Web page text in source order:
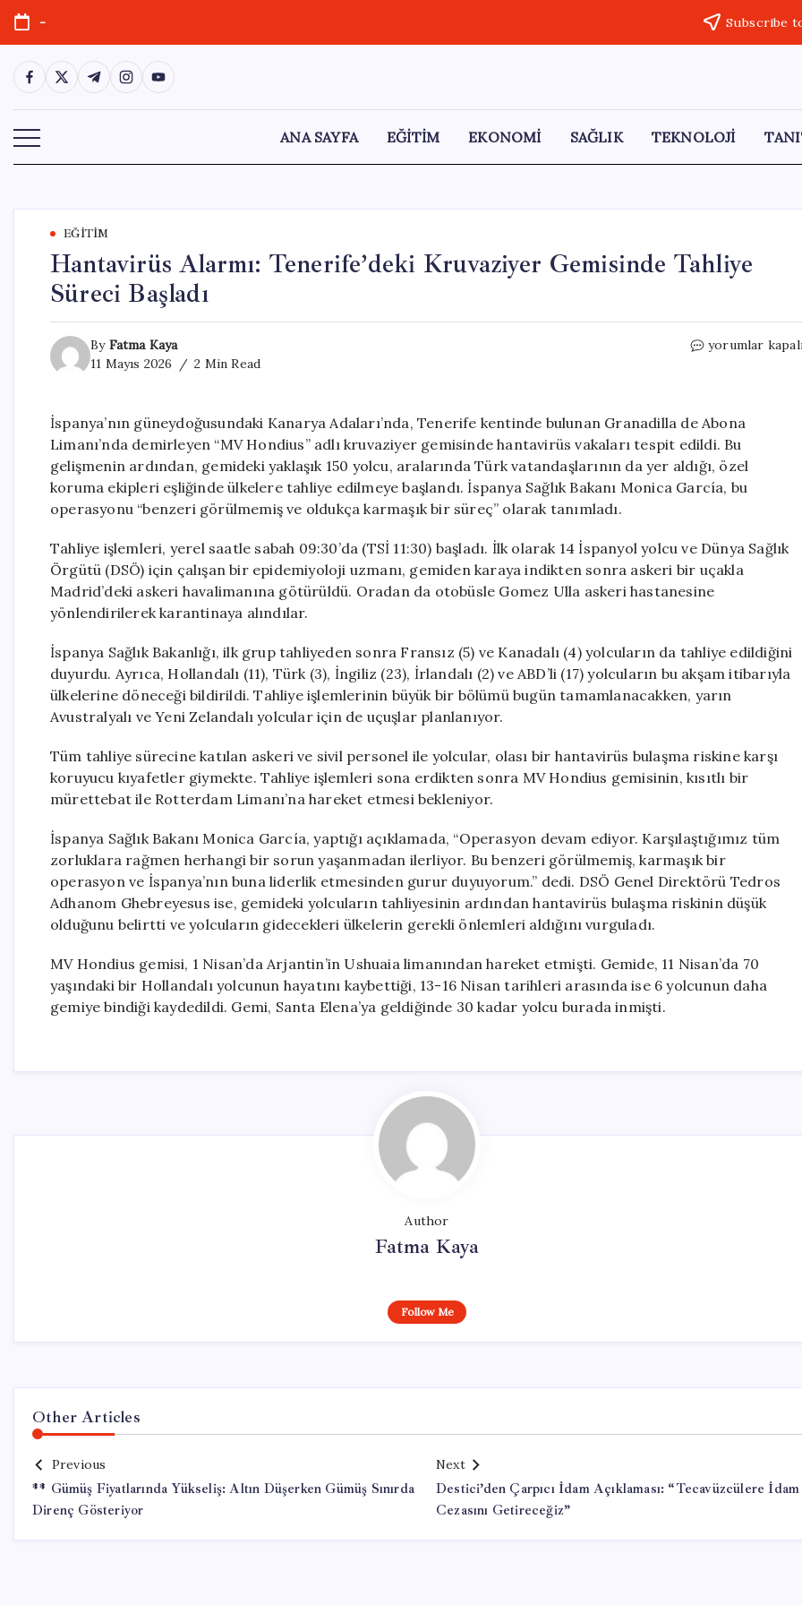
Skip
content
- Subscribe
https://www.facebook.com/
https://twitter.com/
https://t.me/
https://www.instagram.com/
https://youtube.com/
ANA SAYFA EĞİTİM EKONOMİ SAĞLIK TEKNOLOJİ
EĞITIM
Hantavirüs Alarmı: Tenerife’deki Kruvaziyer Gemisinde Tahliye
Süreci Başladı
By Fatma Kaya
11 Mayıs 2026
2 Min Read
Hantavirüs
Gemisinde
Tahliye
Süreci
Başladı
için
yorumlar
İspanya’nın güneydoğusundaki Kanarya Adaları’nda, Tenerife kentinde bulunan Granadilla de Abona
Limanı’nda demirleyen “MV Hondius” adlı kruvaziyer gemisinde hantavirüs vakaları tespit edildi. Bu
gelişmenin ardından, gemideki yaklaşık 150 yolcu, aralarında Türk vatandaşlarının da yer aldığı, özel
koruma ekipleri eşliğinde ülkelere tahliye edilmeye başlandı. İspanya Sağlık Bakanı Monica García, bu
operasyonu “benzeri görülmemiş ve oldukça karmaşık bir süreç” olarak tanımladı.
Tahliye işlemleri, yerel saatle sabah 09:30’da (TSİ 11:30) başladı. İlk olarak 14 İspanyol yolcu ve Dünya Sağlık
Örgütü (DSÖ) için çalışan bir epidemiyoloji uzmanı, gemiden karaya indikten sonra askeri bir uçakla
Madrid’deki askeri havalimanına götürüldü. Oradan da otobüsle Gomez Ulla askeri hastanesine
yönlendirilerek karantinaya alındılar.
İspanya Sağlık Bakanlığı, ilk grup tahliyeden sonra Fransız (5) ve Kanadalı (4) yolcuların da tahliye edildiğini
duyurdu. Ayrıca, Hollandalı (11), Türk (3), İngiliz (23), İrlandalı (2) ve ABD’li (17) yolcuların bu akşam itibarıyla
ülkelerine döneceği bildirildi. Tahliye işlemlerinin büyük bir bölümü bugün tamamlanacakken, yarın
Avustralyalı ve Yeni Zelandalı yolcular için de uçuşlar planlanıyor.
Tüm tahliye sürecine katılan askeri ve sivil personel ile yolcular, olası bir hantavirüs bulaşma riskine karşı
koruyucu kıyafetler giymekte. Tahliye işlemleri sona erdikten sonra MV Hondius gemisinin, kısıtlı bir
mürettebat ile Rotterdam Limanı’na hareket etmesi bekleniyor.
İspanya Sağlık Bakanı Monica García, yaptığı açıklamada, “Operasyon devam ediyor. Karşılaştığımız tüm
zorluklara rağmen herhangi bir sorun yaşanmadan ilerliyor. Bu benzeri görülmemiş, karmaşık bir
operasyon ve İspanya’nın buna liderlik etmesinden gurur duyuyorum.” dedi. DSÖ Genel Direktörü Tedros
Adhanom Ghebreyesus ise, gemideki yolcuların tahliyesinin ardından hantavirüs bulaşma riskinin düşük
olduğunu belirtti ve yolcuların gidecekleri ülkelerin gerekli önlemleri aldığını vurguladı.
MV Hondius gemisi, 1 Nisan’da Arjantin’in Ushuaia limanından hareket etmişti. Gemide, 11 Nisan’da 70
yaşındaki bir Hollandalı yolcunun hayatını kaybettiği, 13-16 Nisan tarihleri arasında ise 6 yolcunun daha
gemiye bindiği kaydedildi. Gemi, Santa Elena’ya geldiğinde 30 kadar yolcu burada inmişti.
Author
Fatma Kaya
Follow Me
Other Articles
Previous
** Gümüş Fiyatlarında Yükseliş: Altın Düşerken Gümüş Sınırda
Direnç Gösteriyor
Next
Destici’den Çarpıcı İdam Açıklaması: “Tecavüzcülere İdam
Cezasını Getireceğiz”